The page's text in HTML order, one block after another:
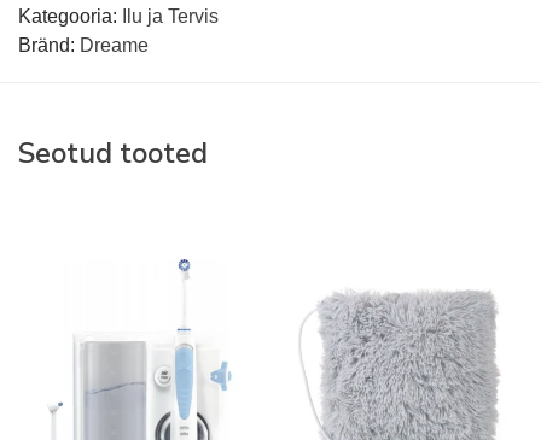
Kategooria:
Ilu ja Tervis
Bränd: Dreame
Seotud tooted